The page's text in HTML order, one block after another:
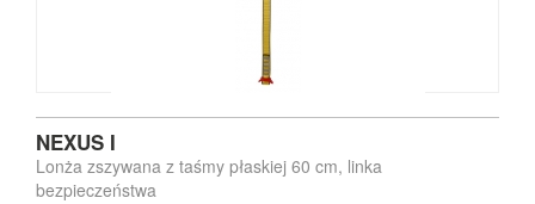
NEXUS I
Lonża zszywana z taśmy płaskiej 60 cm, linka
bezpieczeństwa